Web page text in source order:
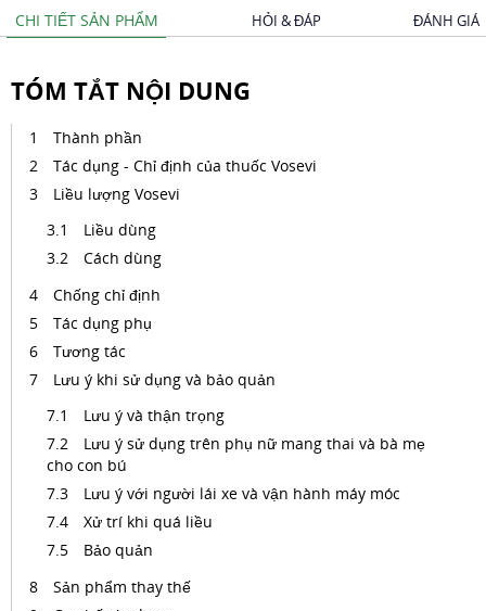
CHI TIẾT SẢN PHẨM HỎI & ĐÁP ĐÁNH GIÁ
TÓM TẮT NỘI DUNG
Thành phần
Tác dụng - Chỉ định của thuốc Vosevi
Liều lượng Vosevi
Liều dùng
Cách dùng
Chống chỉ định
Tác dụng phụ
Tương tác
Lưu ý khi sử dụng và bảo quản
Lưu ý và thận trọng
Lưu ý sử dụng trên phụ nữ mang thai và bà mẹ
cho con bú
Lưu ý với người lái xe và vận hành máy móc
Xử trí khi quá liều
Bảo quản
Sản phẩm thay thế